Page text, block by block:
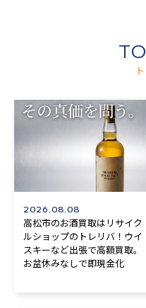
2026.08.08
高松市のお酒買取はリサイク
ルショップのトレリバ！ウイ
スキーなど出張で高額買取。
お盆休みなしで即現金化